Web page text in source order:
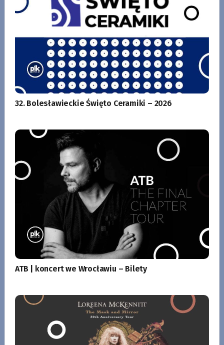
32. Bolesławieckie Święto Ceramiki – 2026
ATB | koncert we Wrocławiu – Bilety